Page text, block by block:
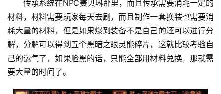
传承系统在NPC赛贝琳那里，而且传承需要消耗一定的
材料，材料需要玩家每天去刷，而且制作一套换装也需要消
耗大量的材料，但是如果爆到装备不是自己的还可以进行分
解，分解可以得到五个黑暗之眼灵能碎片，这就比较考验自
己的运气了，如果脸黑的话，只能全部用材料兑换，那就需
要大量的时间了。